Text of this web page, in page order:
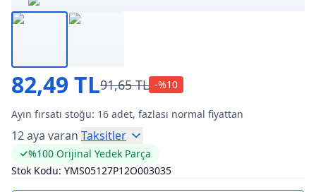
82,49 TL91,65 TL -%10
Ayın fırsatı stoğu: 16 adet, fazlası normal fiyattan
12 aya varan Taksitler
%100 Orijinal Yedek Parça
Stok Kodu: YMS05127P12O003035